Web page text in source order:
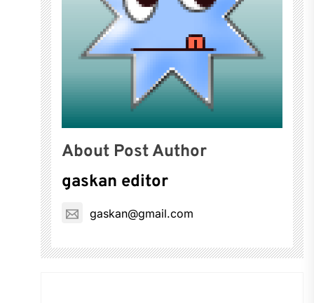
About Post Author
gaskan editor
gaskan@gmail.com